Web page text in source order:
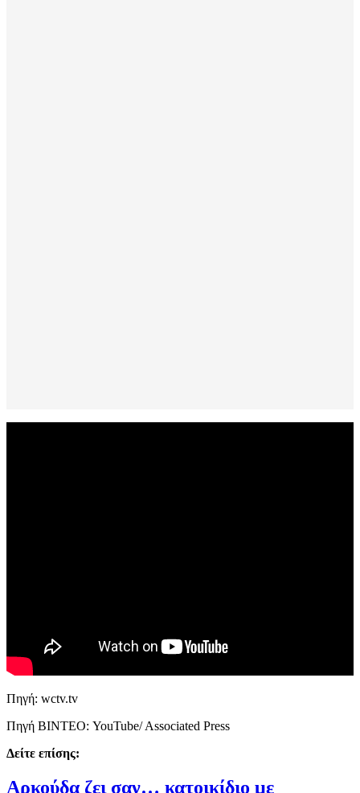
Πηγή: wctv.tv
Πηγή ΒΙΝΤΕΟ: YouTube/ Associated Press
Δείτε επίσης:
Αρκούδα ζει σαν… κατοικίδιο με